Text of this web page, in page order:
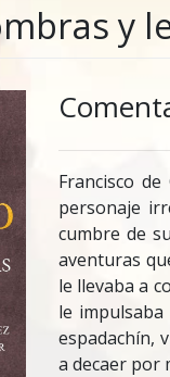
y
Francisco
personaje
cumbre de
aventuras
le llevaba a
le
espadachín,
a decaer por